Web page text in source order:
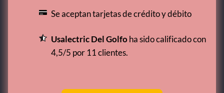
Se aceptan tarjetas de crédito y débito
Usalectric Del Golfoha sido calificado con
4,5/5 por 11 clientes.